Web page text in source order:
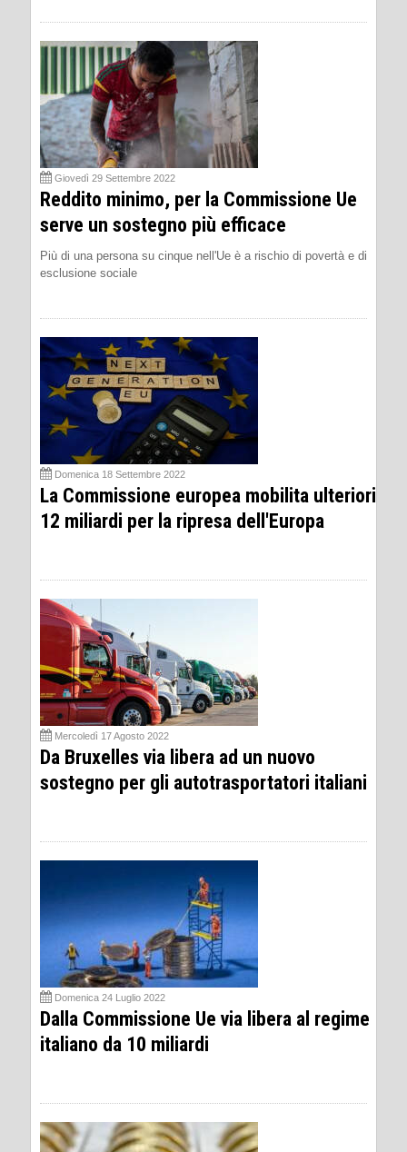
Giovedì 29 Settembre 2022
Reddito minimo, per la Commissione Ue
serve un sostegno più efficace
Più di una persona su cinque nell'Ue è a rischio di povertà e di
esclusione sociale
Domenica 18 Settembre 2022
La Commissione europea mobilita ulteriori
12 miliardi per la ripresa dell'Europa
Mercoledì 17 Agosto 2022
Da Bruxelles via libera ad un nuovo
sostegno per gli autotrasportatori italiani
Domenica 24 Luglio 2022
Dalla Commissione Ue via libera al regime
italiano da 10 miliardi